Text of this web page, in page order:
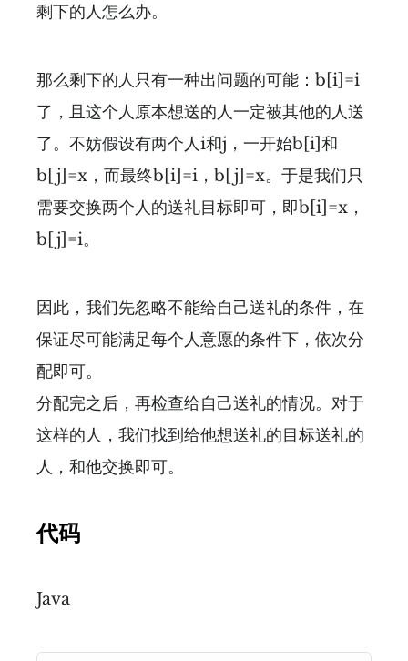
剩下的人怎么办。
那么剩下的人只有一种出问题的可能：b[i]=i
了，且这个人原本想送的人一定被其他的人送
了。不妨假设有两个人i和j，一开始b[i]和
b[j]=x，而最终b[i]=i，b[j]=x。于是我们只
需要交换两个人的送礼目标即可，即b[i]=x，
b[j]=i。
因此，我们先忽略不能给自己送礼的条件，在
保证尽可能满足每个人意愿的条件下，依次分
配即可。
分配完之后，再检查给自己送礼的情况。对于
这样的人，我们找到给他想送礼的目标送礼的
人，和他交换即可。
代码
Java